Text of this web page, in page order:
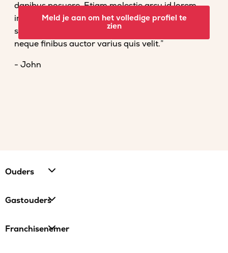
dapibus posuere. Etiam molestie arcu id lorem
imperdiet convallis. Fusce venenatis nisl nec dolor
scelerisque tempor. Vestibulum et magna vel
neque finibus auctor varius quis velit.”
- John
Meld je aan om het volledige profiel te
zien
Ouders
Gastouders
Franchisenemer